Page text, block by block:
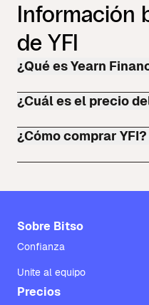
Información
de YFI
¿Qué es Yearn
¿Cuál es el precio
¿Cómo comprar YFI?
Sobre Bitso
Confianza
Unite al equipo
Precios